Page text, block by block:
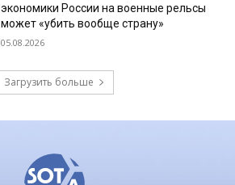
экономики России на военные рельсы
может «убить вообще страну»
05.08.2026
Загрузить больше